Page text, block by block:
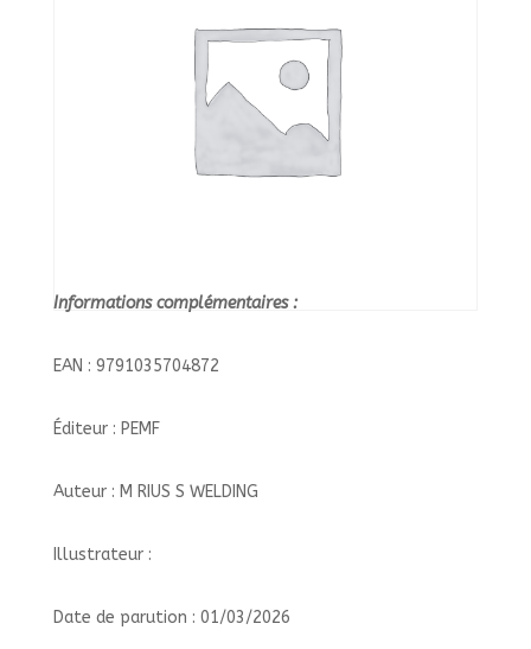
Informations complémentaires :
EAN : 9791035704872
Éditeur : PEMF
Auteur : M RIUS S WELDING
Illustrateur :
Date de parution : 01/03/2026